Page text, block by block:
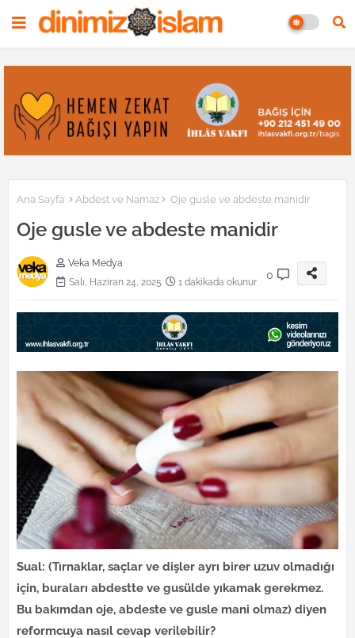
Ana Sayfa Abdest ve Namaz Oje gusle ve abdeste manidir
Oje gusle ve abdeste manidir
Veka Medya
Salı, Haziran 24, 2025
1 dakikada okunur
0
Sual: (Tırnaklar, saçlar ve dişler ayrı birer uzuv olmadığı
için, buraları abdestte ve gusülde yıkamak gerekmez.
Bu bakımdan oje, abdeste ve gusle mani olmaz) diyen
reformcuya nasıl cevap verilebilir?